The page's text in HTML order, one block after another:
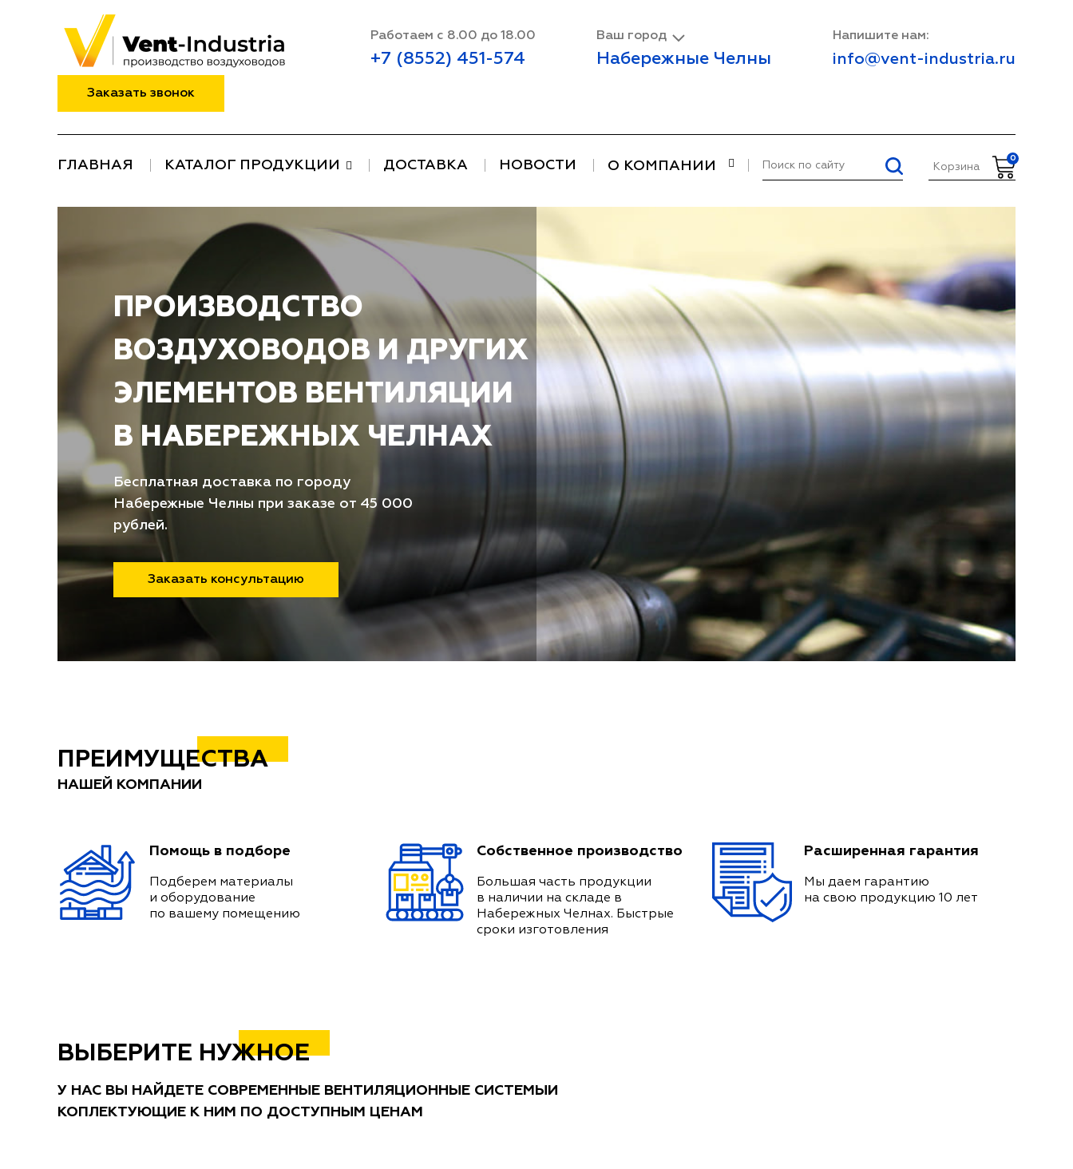
Работаем с 8.00 до 18.00
+7 (8552) 451-574
Ваш город
Набережные Челны
Напишите нам:
info@vent-industria.ru
Заказать звонок
ГЛАВНАЯ КАТАЛОГ ПРОДУКЦИИ ДОСТАВКА НОВОСТИ О КОМПАНИИ Корзина
0
ПРОИЗВОДСТВО
ВОЗДУХОВОДОВ И ДРУГИХ
ЭЛЕМЕНТОВ ВЕНТИЛЯЦИИ
В НАБЕРЕЖНЫХ ЧЕЛНАХ
Бесплатная доставка по городу
Набережные Челны при заказе от 45 000
рублей.
Заказать консультацию
ПРЕИМУЩЕСТВА
НАШЕЙ КОМПАНИИ
Помощь в подборе
Подберем материалы
и оборудование
по вашему помещению
Собственное производство
Большая часть продукции
в наличии на складе в
Набережных Челнах. Быстрые
сроки изготовления
Расширенная гарантия
Мы даем гарантию
на свою продукцию 10 лет
ВЫБЕРИТЕ НУЖНОЕ
У НАС ВЫ НАЙДЕТЕ СОВРЕМЕННЫЕ ВЕНТИЛЯЦИОННЫЕ СИСТЕМЫИ
КОПЛЕКТУЮЩИЕ К НИМ ПО ДОСТУПНЫМ ЦЕНАМ